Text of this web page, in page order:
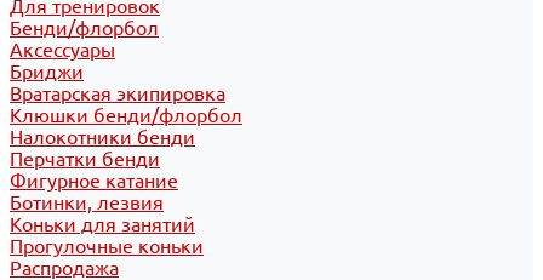
Для тренировок
Бенди/флорбол
Аксессуары
Бриджи
Вратарская экипировка
Клюшки бенди/флорбол
Налокотники бенди
Перчатки бенди
Фигурное катание
Ботинки, лезвия
Коньки для занятий
Прогулочные коньки
Распродажа